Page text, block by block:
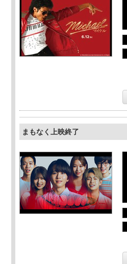
まもなく上映終了